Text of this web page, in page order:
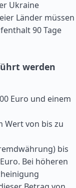
Ukraine
Länder müssen
90 Tage
werden
Euro und einem
Wert von bis zu
bis
Bei höheren